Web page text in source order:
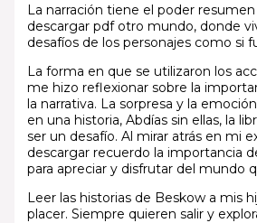
La narración tiene el poder
descargar pdf otro mundo, donde
desafíos de los personajes como si
La forma en que se utilizaron los
me hizo reflexionar sobre la
la narrativa. La sorpresa y la
en una historia, Abdías sin ellas, la
ser un desafío. Al mirar atrás en mi
descargar recuerdo la importancia
para apreciar y disfrutar del mundo
Leer las historias de Beskow a mis
placer. Siempre quieren salir y